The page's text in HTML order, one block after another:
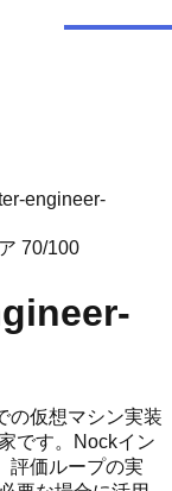
engineer-
70/100
の仮想マシン実装
です。Nockイン
評価ループの実